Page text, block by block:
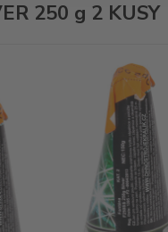
250 g 2 KUSY